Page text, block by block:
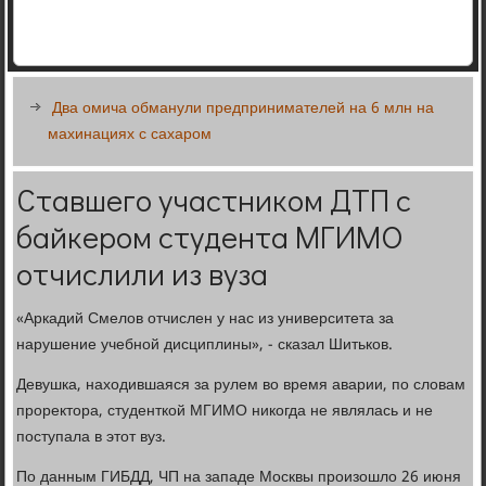
Два омича обманули предпринимателей на 6 млн на
махинациях с сахаром
Ставшего участником ДТП с
байкером студента МГИМО
отчислили из вуза
«Аркадий Смелов отчислен у нас из университета за
нарушение учебной дисциплины», - сказал Шитьков.
Девушка, находившаяся за рулем во время аварии, по словам
проректора, студенткой МГИМО никогда не являлась и не
поступала в этот вуз.
По данным ГИБДД, ЧП на западе Москвы произошло 26 июня